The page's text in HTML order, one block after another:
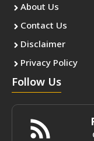
About Us
Contact Us
Disclaimer
Privacy Policy
Follow Us